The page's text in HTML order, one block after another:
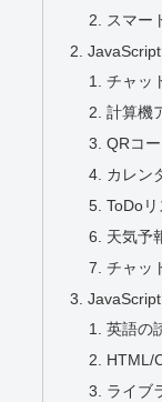
スマー
チャッ
計算機
QRコ
カレン
ToDoリ
天気予
チャッ
英語の
HTML/
ライブ